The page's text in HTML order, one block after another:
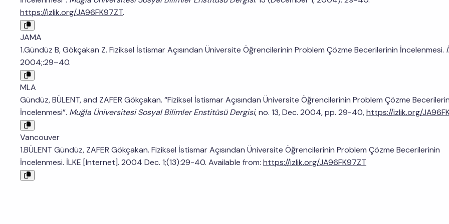
https://izlik.org/JA96FK97ZT.
JAMA
1.Gündüz B, Gökçakan Z. Fiziksel İstismar Açısından Üniversite Öğrencilerinin Problem Çözme Becerilerinin İncelenmesi.
2004;:29–40.
MLA
Gündüz, BÜLENT, and ZAFER Gökçakan. “Fiziksel İstismar Açısından Üniversite Öğrencilerinin Problem Çözme
İncelenmesi”. Muğla Üniversitesi Sosyal Bilimler Enstitüsü Dergisi, no. 13, Dec. 2004, pp. 29-40,https://izlik.org/
Vancouver
1.BÜLENT Gündüz, ZAFER Gökçakan. Fiziksel İstismar Açısından Üniversite Öğrencilerinin Problem Çözme Becerilerinin
İncelenmesi. İLKE [Internet]. 2004 Dec. 1;(13):29-40. Available from: https://izlik.org/JA96FK97ZT